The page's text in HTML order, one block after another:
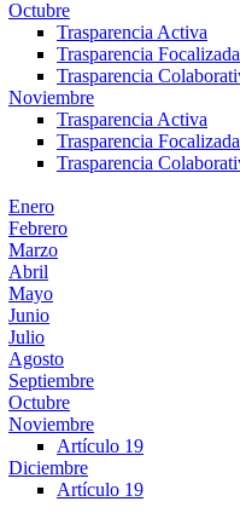
Octubre
Trasparencia Activa
Trasparencia Focalizada
Trasparencia
Noviembre
Trasparencia Activa
Trasparencia Focalizada
Trasparencia
Enero
Febrero
Marzo
Abril
Mayo
Junio
Julio
Agosto
Septiembre
Octubre
Noviembre
Artículo 19
Diciembre
Artículo 19